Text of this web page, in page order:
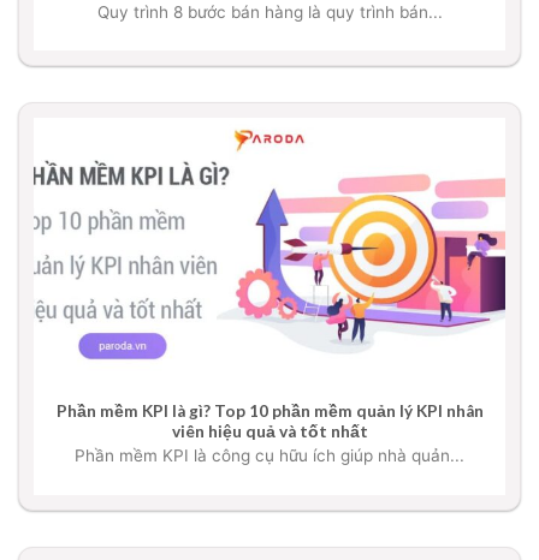
Quy trình 8 bước bán hàng là quy trình bán...
Phần mềm KPI là gì? Top 10 phần mềm quản lý KPI nhân
viên hiệu quả và tốt nhất
Phần mềm KPI là công cụ hữu ích giúp nhà quản...